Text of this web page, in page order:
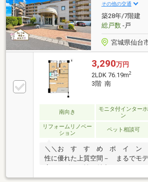
た、魅力ある一邸です。
その他の交通
築28年/7階建
総戸数-戸
宮城県仙台
3,290万円
2LDK 76.19m2
3階 南
南向き
モニタ付インターホ
ン
リフォームリノベー
ション
ペット相談可
＼＼お す す め ポ イ ン ト
性に優れた上質空間－ まるでモ
高いデザイン性が魅力のマンショ
い住環境－ スーパーや商業施設